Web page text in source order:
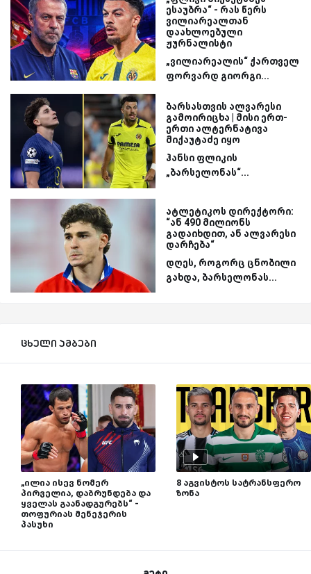
ესაუბრა“ - რას წერს
ვილიარეალთან
დაახლოებული
ჟურნალისტი
„ვილიარეალის“ ქართველ
ფორვარდ გიორგი...
ბარსასთვის ალვარესი
გამოირიცხა | მისი ერთ-
ერთი ალტერნატივა
მიქაუტაძე იყო
ჰანსი ფლიკის
„ბარსელონას“...
ატლეტიკოს დირექტორი:
“ან 490 მილიონს
გადაიხდით, ან ალვარესი
დარჩება“
დღეს, როგორც ცნობილი
გახდა, ბარსელონას...
ცხელი ამბები
„ილია ისევ ნომერ
პირველია, დაბრუნდება და
ყველას გაანადგურებს“ -
თოფურიას მენეჯერის
პასუხი
8 აგვისტოს სატრანსფერო
ზონა